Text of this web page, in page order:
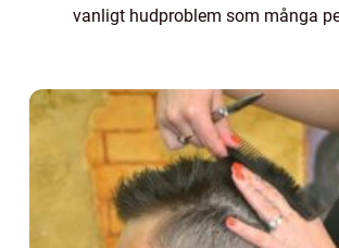
vanligt hudproblem som många
p...